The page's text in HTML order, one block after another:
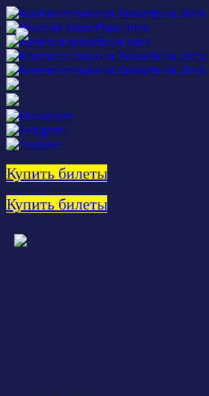
Купить билеты
Купить билеты